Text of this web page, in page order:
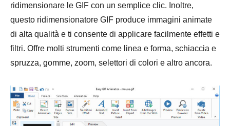
ridimensionare le GIF con un semplice clic. Inoltre,
questo ridimensionatore GIF produce immagini animate
di alta qualità e ti consente di applicare facilmente effetti e
filtri. Offre molti strumenti come linea e forma, schiaccia e
spruzza, gomme, zoom, selettori di colori e altro ancora.